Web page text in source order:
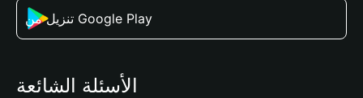
تنزيل من Google Play
الأسئلة الشائعة